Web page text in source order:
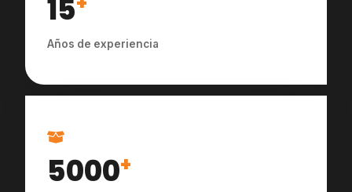
15
Años de experiencia
5000+